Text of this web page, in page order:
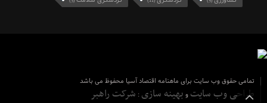
تمامی حقوق وب سایت برای ماهنامه اقتصاد آسیا محفوظ می باشد
طراحی وب سایت و بهینه سازی : شرکت راهبر